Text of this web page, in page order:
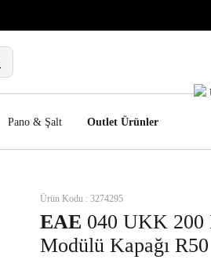
Pano & Şalt Outlet Ürünler
Ürün Kodu : 3274295
EAE 040 UKK 200
Modülü Kapağı